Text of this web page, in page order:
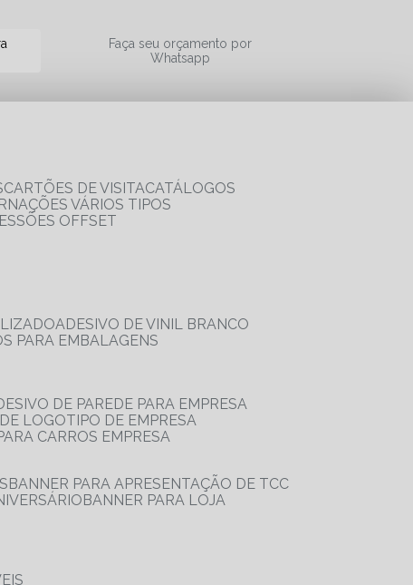
Faça seu orçamento por
Whatsapp
CARTÕES DE VISITA
CATÁLOGOS
VÁRIOS TIPOS
OFFSET
ADESIVO DE VINIL BRANCO
PARA EMBALAGENS
DE PAREDE PARA EMPRESA
DE LOGOTIPO DE EMPRESA
CARROS EMPRESA
BANNER PARA APRESENTAÇÃO DE TCC
BANNER PARA LOJA